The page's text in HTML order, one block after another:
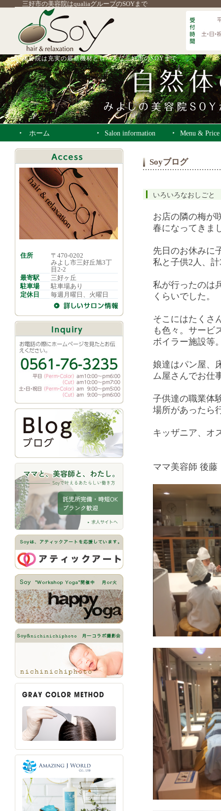
三好市の美容院はqualiaグループのSOYまで
美容院は充実の最新機材とロハスな三好市のSOYまで
ホーム Salon information Menu & Price
Soyブログ
いろいろなおしごと
お店の隣の梅が
春になってきま
先日のお休みに
私と子供2人、
私が行ったのは
くらいでした。
そこにはたくさ
も色々。サービ
ボイラー施設等
娘達はパン屋、
ム屋さんでお仕
子供達の職業体
場所があったら
キッザニア、オ
ママ美容師 後藤
住所
〒470-0202
みよし市三好丘旭3丁
目2-2
最寄駅
三好ヶ丘
駐車場
駐車場あり
定休日
毎週月曜日、火曜日